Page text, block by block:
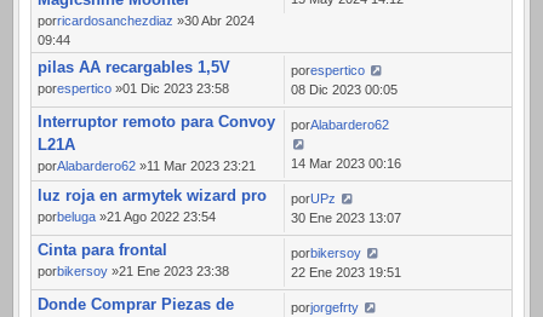
porricardosanchezdiaz »30 Abr 2024
09:44
pilas AA recargables 1,5V
porespertico »01 Dic 2023 23:58
porespertico
08 Dic 2023 00:05
Interruptor remoto para Convoy
L21A
porAlabardero62 »11 Mar 2023 23:21
porAlabardero62
14 Mar 2023 00:16
luz roja en armytek wizard pro
porbeluga »21 Ago 2022 23:54
porUPz
30 Ene 2023 13:07
Cinta para frontal
porbikersoy »21 Ene 2023 23:38
porbikersoy
22 Ene 2023 19:51
Donde Comprar Piezas de
porjorgefrty